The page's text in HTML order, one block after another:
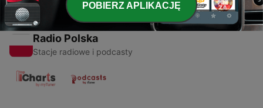
Radio Polska
Stacje radiowe i podcasty
POBIERZ APLIKACJĘ